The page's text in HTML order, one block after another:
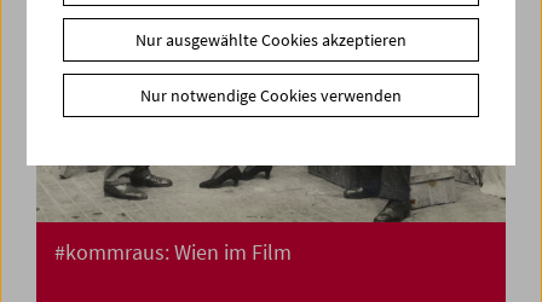
#kommraus: Wien im Film
Nur ausgewählte Cookies akzeptieren
Nur notwendige Cookies verwenden